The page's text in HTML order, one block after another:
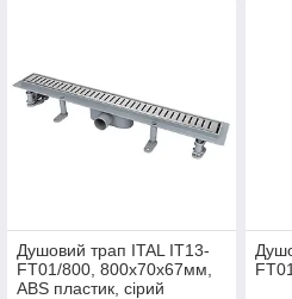
Душовий трап ITAL IT13-
FT01/800, 800х70х67мм,
ABS пластик, сірий